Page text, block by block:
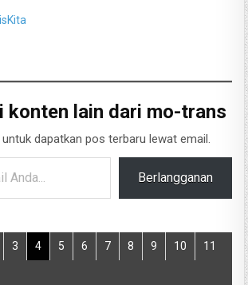
konten lain dari mo-trans
dapatkan pos terbaru lewat email.
Berlangganan
3 4 5 6 7 8 9 10 11